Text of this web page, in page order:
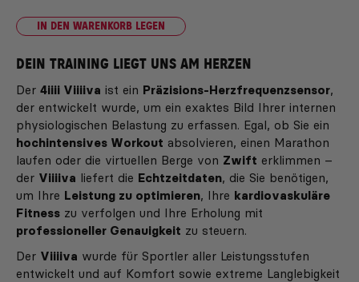
IN DEN WARENKORB LEGEN
DEIN TRAINING LIEGT UNS AM HERZEN
Der 4iiii Viiiiva ist ein Präzisions-Herzfrequenzsensor,
der entwickelt wurde, um ein exaktes Bild Ihrer internen
physiologischen Belastung zu erfassen. Egal, ob Sie ein
hochintensives Workout absolvieren, einen Marathon
laufen oder die virtuellen Berge von Zwift erklimmen –
der Viiiiva liefert die Echtzeitdaten, die Sie benötigen,
um Ihre Leistung zu optimieren, Ihre kardiovaskuläre
Fitness zu verfolgen und Ihre Erholung mit
professioneller Genauigkeit zu steuern.
Der Viiiiva wurde für Sportler aller Leistungsstufen
entwickelt und auf Komfort sowie extreme Langlebigkeit